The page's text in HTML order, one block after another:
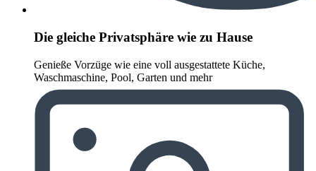
Die gleiche Privatsphäre wie zu Hause
Genieße Vorzüge wie eine voll ausgestattete Küche,
Waschmaschine, Pool, Garten und mehr